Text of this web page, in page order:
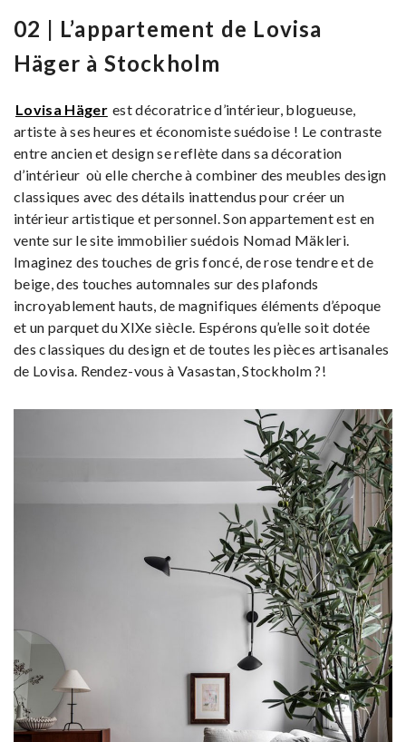
02 | L’appartement de Lovisa
Häger à Stockholm
Lovisa Häger est décoratrice d’intérieur, blogueuse,
artiste à ses heures et économiste suédoise ! Le contraste
entre ancien et design se reflète dans sa décoration
d’intérieur où elle cherche à combiner des meubles design
classiques avec des détails inattendus pour créer un
intérieur artistique et personnel. Son appartement est en
vente sur le site immobilier suédois Nomad Mäkleri.
Imaginez des touches de gris foncé, de rose tendre et de
beige, des touches automnales sur des plafonds
incroyablement hauts, de magnifiques éléments d’époque
et un parquet du XIXe siècle. Espérons qu’elle soit dotée
des classiques du design et de toutes les pièces artisanales
de Lovisa. Rendez-vous à Vasastan, Stockholm ?!